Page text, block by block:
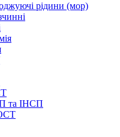
рідини (мор)
та ІНСП